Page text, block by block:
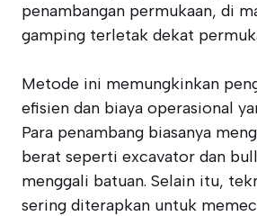
penambangan permukaan, di
gamping terletak dekat
Metode ini memungkinkan
efisien dan biaya operasional
Para penambang biasanya
berat seperti excavator dan
menggali batuan. Selain itu,
sering diterapkan untuk